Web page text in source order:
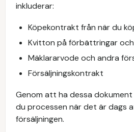
inkluderar:
Köpekontrakt från när du
Kvitton på förbättringar
Mäklararvode och andra
Försäljningskontrakt
Genom att ha dessa
du processen när det är dags
försäljningen.